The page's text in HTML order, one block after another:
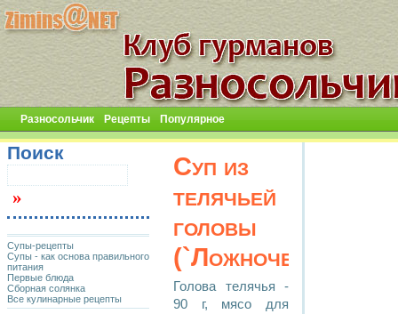
Разносольчик Рецепты Популярное
Суп из
телячьей
головы
Голова телячья -
90 г, мясо для
Поиск
Супы-рецепты
Супы - как основа правильного
питания
Первые блюда
Сборная солянка
Все кулинарные рецепты